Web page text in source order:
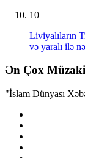
10
Liviyalıların
və yaralı ilə
Ən Çox
"İslam Dünyası